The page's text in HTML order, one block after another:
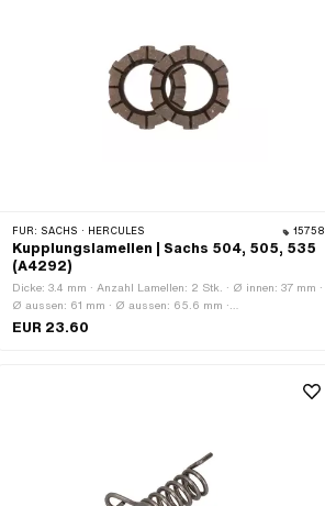
FÜR: SACHS · HERCULES 15758
Kupplungslamellen | Sachs 504, 505, 535
(A4292)
Dicke: 3.4 mm · Anzahl Lamellen: 2 Stk. · Ø innen: 37 mm ·
Ø aussen: 61 mm · Ø aussen: 65.6 mm ·
Anwendungsbereich: Standard
EUR 23.60